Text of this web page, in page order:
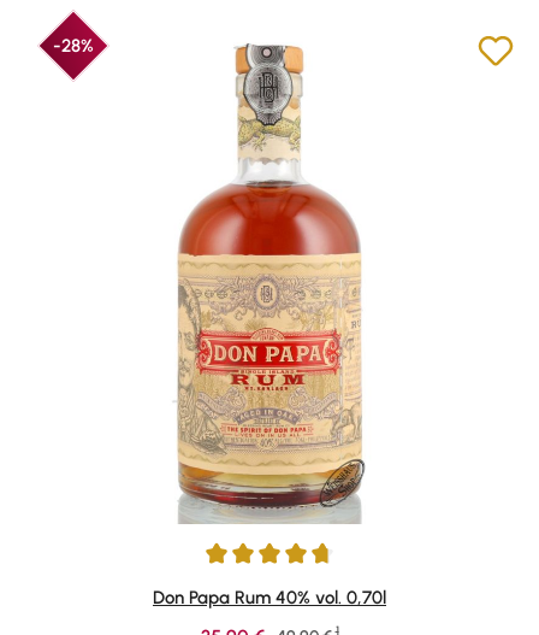
-28%
Durchschnittliche Bewertung von 4.87 von 5 Sternen
Don Papa Rum 40% vol. 0,70l
1